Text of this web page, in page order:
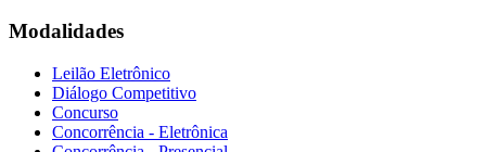
Modalidades
Leilão Eletrônico
Diálogo Competitivo
Concurso
Concorrência - Eletrônica